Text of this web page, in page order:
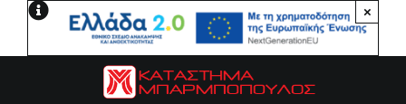
Μετάβαση
×